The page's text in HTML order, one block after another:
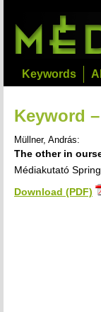
Keywords
Keyword
Müllner, András:
The other in
Médiakutató
Download (PDF)